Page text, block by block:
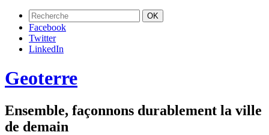
Facebook
Twitter
LinkedIn
Geoterre
Ensemble, façonnons durablement la ville
de demain